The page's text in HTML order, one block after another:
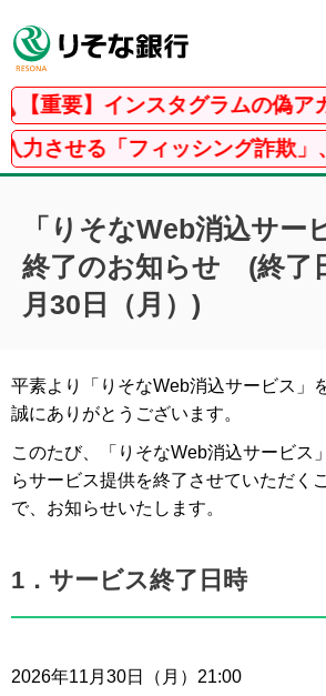
【重要】インスタグラムの偽ア
させる「フィッシング詐欺」
「りそなWeb消込サー
終了のお知らせ (終了
月30日（月）)
平素より「りそなWeb消込サービス」
誠にありがとうございます。
このたび、「りそなWeb消込サービス
らサービス提供を終了させていただく
で、お知らせいたします。
1．サービス終了日時
2026年11月30日（月）21:00